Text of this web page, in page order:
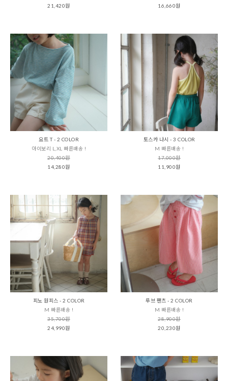
21,420원
16,660원
요트 T - 2 COLOR
아이보리 L,XL 빠른배송 !
20,400원
14,280원
토스카 나시 - 3 COLOR
M 빠른배송 !
17,000원
11,900원
피노 원피스 - 2 COLOR
M 빠른배송 !
35,700원
24,990원
루브 팬츠 - 2 COLOR
M 빠른배송 !
28,900원
20,230원